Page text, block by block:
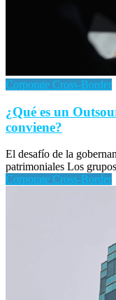
Corporate Cross-Border
¿Qué es un
conviene?
El desafío de la
patrimoniales Los
Corporate Cross-Border